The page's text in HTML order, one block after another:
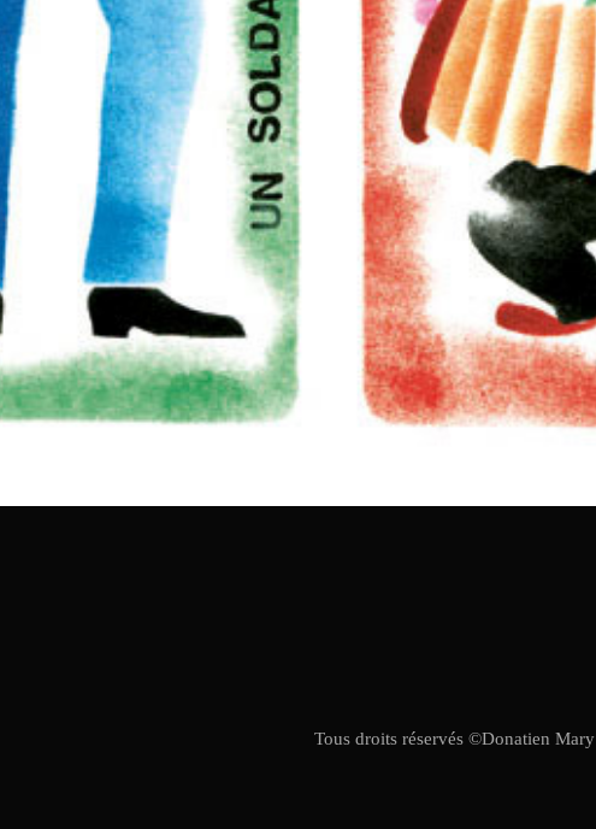
Tous droits réservés ©Donatien Mary